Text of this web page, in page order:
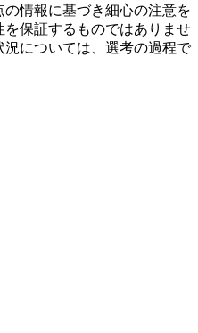
情報に基づき細心の注意を
保証するものではありませ
については、選考の過程で